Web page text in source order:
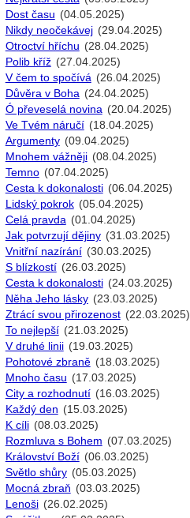
Dost času (04.05.2025)
Nikdy neočekávej (29.04.2025)
Otroctví hříchu (28.04.2025)
Polib kříž (27.04.2025)
V čem to spočívá (26.04.2025)
Důvěra v Boha (24.04.2025)
Ó převeselá novina (20.04.2025)
Ve Tvém náručí (18.04.2025)
Argumenty (09.04.2025)
Mnohem vážněji (08.04.2025)
Temno (07.04.2025)
Cesta k dokonalosti (06.04.2025)
Lidský pokrok (05.04.2025)
Celá pravda (01.04.2025)
Jak potvrzují dějiny (31.03.2025)
Vnitřní nazírání (30.03.2025)
S blízkostí (26.03.2025)
Cesta k dokonalosti (24.03.2025)
Něha Jeho lásky (23.03.2025)
Ztrácí svou přirozenost (22.03.2025)
To nejlepší (21.03.2025)
V druhé linii (19.03.2025)
Pohotové zbraně (18.03.2025)
Mnoho času (17.03.2025)
City a rozhodnutí (16.03.2025)
Každý den (15.03.2025)
K cíli (08.03.2025)
Rozmluva s Bohem (07.03.2025)
Království Boží (06.03.2025)
Světlo shůry (05.03.2025)
Mocná zbraň (03.03.2025)
Lenoši (26.02.2025)